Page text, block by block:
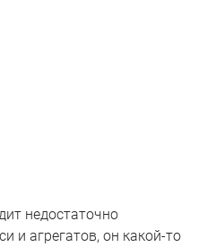
недостаточно
и агрегатов, он какой-то